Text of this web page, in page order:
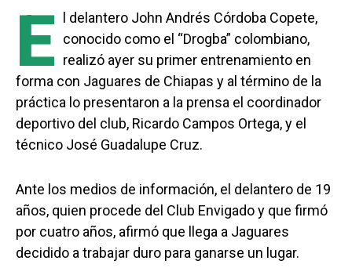
E
l delantero John Andrés Córdoba Copete,
conocido como el “Drogba” colombiano,
realizó ayer su primer entrenamiento en
forma con Jaguares de Chiapas y al término de la
práctica lo presentaron a la prensa el coordinador
deportivo del club, Ricardo Campos Ortega, y el
técnico José Guadalupe Cruz.
Ante los medios de información, el delantero de 19
años, quien procede del Club Envigado y que firmó
por cuatro años, afirmó que llega a Jaguares
decidido a trabajar duro para ganarse un lugar.